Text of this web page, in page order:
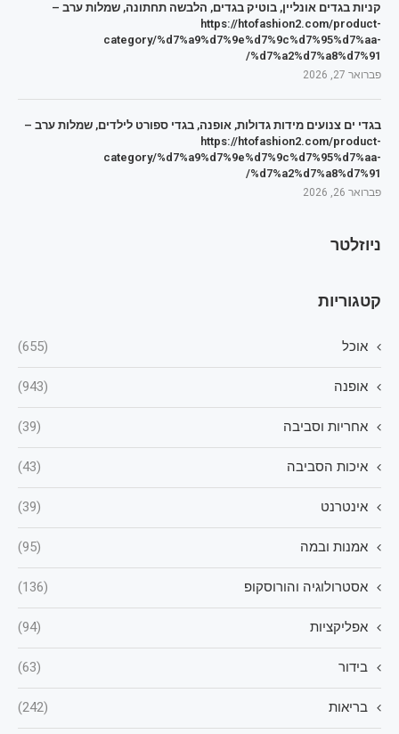
קניות בגדים אונליין, בוטיק בגדים, הלבשה תחתונה, שמלות ערב –
https://htofashion2.com/product-
category/%d7%a9%d7%9e%d7%9c%d7%95%d7%aa-
%d7%a2%d7%a8%d7%91/
פברואר 27, 2026
בגדי ים צנועים מידות גדולות, אופנה, בגדי ספורט לילדים, שמלות ערב –
https://htofashion2.com/product-
category/%d7%a9%d7%9e%d7%9c%d7%95%d7%aa-
%d7%a2%d7%a8%d7%91/
פברואר 26, 2026
ניוזלטר
קטגוריות
אוכל (655)
אופנה (943)
אחריות וסביבה (39)
איכות הסביבה (43)
אינטרנט (39)
אמנות ובמה (95)
אסטרולוגיה והורוסקופ (136)
אפליקציות (94)
בידור (63)
בריאות (242)